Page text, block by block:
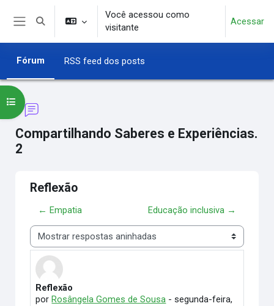
Ir para o conteúdo principal
Alternar entrada de pesquisa
Você acessou como
visitante
Acessar
Fórum RSS feed dos posts
Compartilhando Saberes e Experiências.
2
Abrir índice do curso
Reflexão
← Empatia Educação inclusiva →
Modo de visualização
Reflexão
por Rosângela Gomes de Sousa -segunda-feira,
Número de respostas: 0